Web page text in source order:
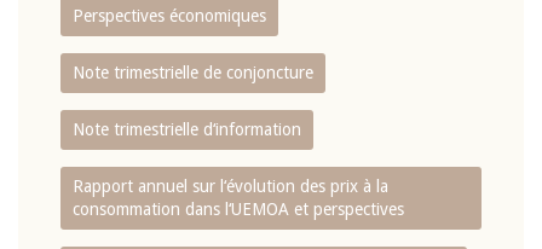
Perspectives économiques
Note trimestrielle de conjoncture
Note trimestrielle d‘information
Rapport annuel sur l‘évolution des prix à la
consommation dans l‘UEMOA et perspectives